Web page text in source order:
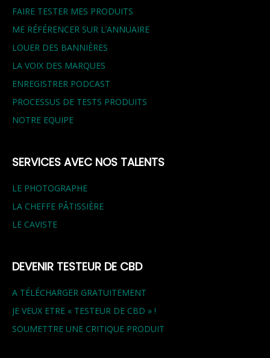
FAIRE TESTER MES PRODUITS
ME RÉFÉRENCER SUR L’ANNUAIRE
LOUER DES BANNIÈRES
LA VOIX DES MARQUES
ENREGISTRER PODCAST
PROCESSUS DE TESTS PRODUITS
NOTRE EQUIPE
SERVICES AVEC NOS TALENTS
LE PHOTOGRAPHE
LA CHEFFE PÂTISSIÈRE
LE CAVISTE
DEVENIR TESTEUR DE CBD
A TÉLÉCHARGER GRATUITEMENT
JE VEUX ETRE « TESTEUR DE CBD » !
SOUMETTRE UNE CRITIQUE PRODUIT